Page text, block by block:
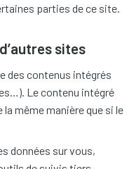
parties de ce site.
sites
des contenus intégrés
Le contenu intégré
même manière que si le
données sur vous,